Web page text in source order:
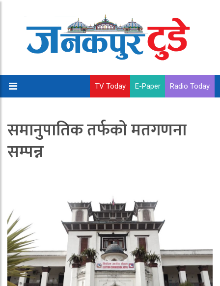
TV Today E-Paper Radio Today
समानुपातिक तर्फको मतगणना
सम्पन्न